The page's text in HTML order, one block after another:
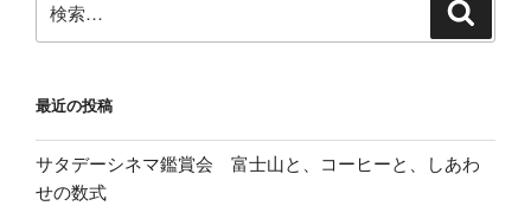
索:
最近の投稿
サタデーシネマ鑑賞会 富士山と、コーヒーと、しあわ
せの数式